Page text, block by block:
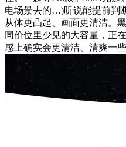
电场景去的…)听说能提前判
从体更凸起、画面更清洁。
同价位里少见的大容量，正
感上确实会更清洁、清爽一些